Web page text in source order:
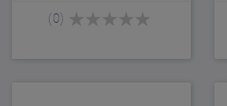
(0)